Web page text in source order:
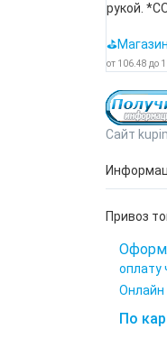
рукой.
от 106.48 до
Сайт
Привоз
оплату
Онлайн
По